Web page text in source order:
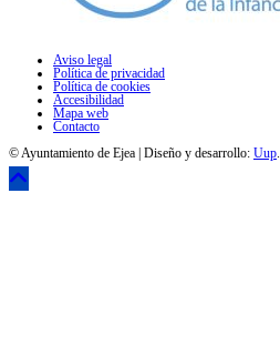
Aviso legal
Política de privacidad
Política de cookies
Accesibilidad
Mapa web
Contacto
© Ayuntamiento de Ejea | Diseño y desarrollo: Uup.